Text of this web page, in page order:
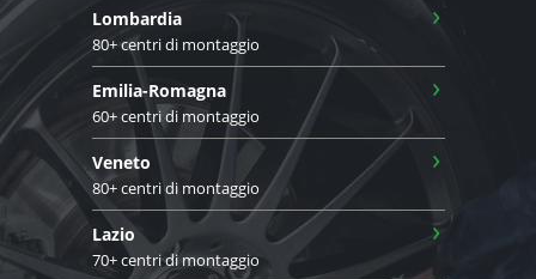
Lombardia
80+ centri di montaggio
›
Emilia-Romagna
60+ centri di montaggio
›
Veneto
80+ centri di montaggio
›
Lazio
70+ centri di montaggio
›